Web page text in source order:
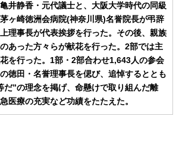
井静香・元代議士と、大阪大学時代の同級
ヶ崎徳洲会病院(神奈川県)名誉院長が弔辞
理事長が代表挨拶を行った。その後、親族
あった方々らが献花を行った。2部では主
を行った。1部・2部合わせ1,643人の参会
徳田・名誉理事長を偲び、追悼するととも
だ”の理念を掲げ、命懸けで取り組んだ離
医療の充実など功績をたたえた。